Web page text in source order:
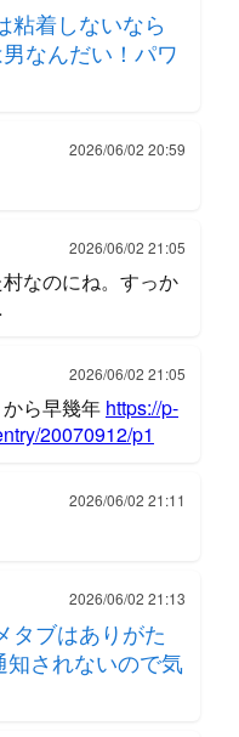
粘着しないなら
なんだい！パワ
2026/06/02 20:59
2026/06/02 21:05
なのにね。すっか
2026/06/02 21:05
ら早幾年 https://p-
20070912/p1
2026/06/02 21:11
2026/06/02 21:13
タブはありがた
されないので気